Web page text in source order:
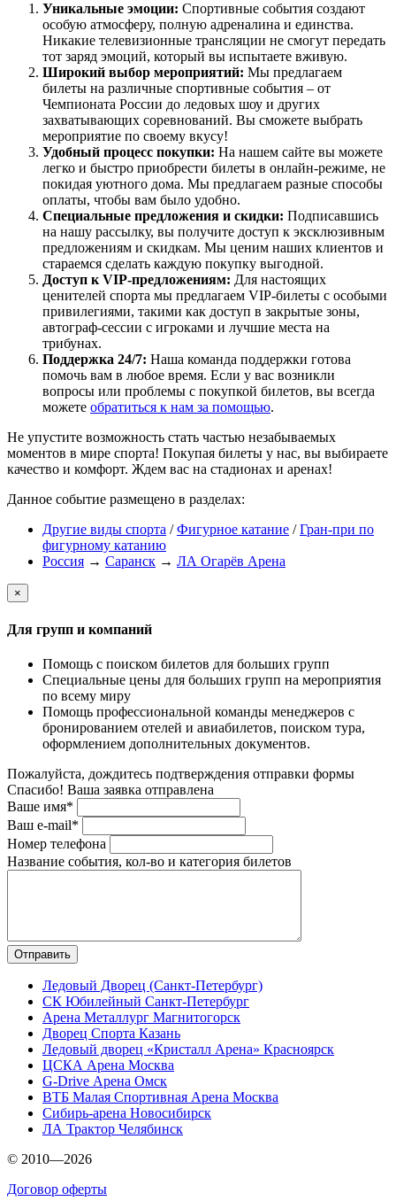
Уникальные эмоции: Спортивные события создают
особую атмосферу, полную адреналина и единства.
Никакие телевизионные трансляции не смогут передать
тот заряд эмоций, который вы испытаете вживую.
Широкий выбор мероприятий: Мы предлагаем
билеты на различные спортивные события – от
Чемпионата России до ледовых шоу и других
захватывающих соревнований. Вы сможете выбрать
мероприятие по своему вкусу!
Удобный процесс покупки: На нашем сайте вы можете
легко и быстро приобрести билеты в онлайн-режиме, не
покидая уютного дома. Мы предлагаем разные способы
оплаты, чтобы вам было удобно.
Специальные предложения и скидки: Подписавшись
на нашу рассылку, вы получите доступ к эксклюзивным
предложениям и скидкам. Мы ценим наших клиентов и
стараемся сделать каждую покупку выгодной.
Доступ к VIP-предложениям: Для настоящих
ценителей спорта мы предлагаем VIP-билеты с особыми
привилегиями, такими как доступ в закрытые зоны,
автограф-сессии с игроками и лучшие места на
трибунах.
Поддержка 24/7: Наша команда поддержки готова
помочь вам в любое время. Если у вас возникли
вопросы или проблемы с покупкой билетов, вы всегда
можете обратиться к нам за помощью.
Не упустите возможность стать частью незабываемых
моментов в мире спорта! Покупая билеты у нас, вы выбираете
качество и комфорт. Ждем вас на стадионах и аренах!
Данное событие размещено в разделах:
Другие виды спорта /Фигурное катание /Гран-при по
фигурному катанию
Россия → Саранск → ЛА Огарёв Арена
×
Для групп и компаний
Помощь с поиском билетов для больших групп
Специальные цены для больших групп на мероприятия
по всему миру
Помощь профессиональной команды менеджеров с
бронированием отелей и авиабилетов, поиском тура,
оформлением дополнительных документов.
Пожалуйста, дождитесь подтверждения отправки формы
Спасибо! Ваша заявка отправлена
Ваше имя*
Ваш e-mail*
Номер телефона
Название события, кол-во и категория билетов
Ледовый Дворец (Санкт-Петербург)
СК Юбилейный Санкт-Петербург
Арена Металлург Магнитогорск
Дворец Спорта Казань
Ледовый дворец «Кристалл Арена» Красноярск
ЦСКА Арена Москва
G-Drive Арена Омск
ВТБ Малая Спортивная Арена Москва
Сибирь-арена Новосибирск
ЛА Трактор Челябинск
© 2010—2026
Договор оферты